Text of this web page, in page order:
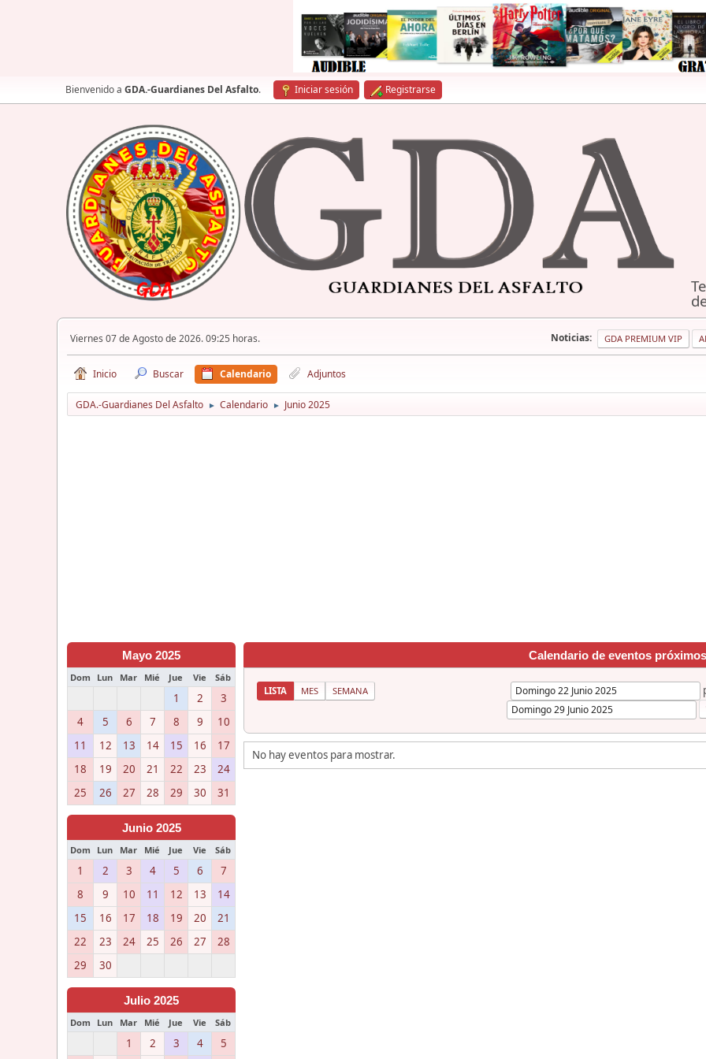
Bienvenido a GDA.-Guardianes Del Asfalto. Iniciar sesión Registrarse
Viernes 07 de Agosto de 2026. 09:25 horas. Noticias: GDA PREMIUM VIP
Inicio Buscar Calendario Adjuntos
GDA.-Guardianes Del Asfalto ► Calendario ► Junio 2025
Mayo 2025
Dom Lun Mar Mié Jue Vie Sáb
1 2
3
4
5 6 7 8 9
10
11
12 13 14 15 16
17
18
19 20 21 22 23
24
25
26 27 28 29 30 31
Junio 2025
Dom Lun Mar Mié Jue Vie Sáb
1 2 3 4 5 6
7
8
9 10 11 12 13
14
15
16 17 18 19 20
21
22
23 24 25 26 27
28
29
30
Julio 2025
Dom Lun Mar Mié Jue Vie Sáb
1 2 3 4 5
Calendario de eventos próximos
LISTA MES SEMANA
No hay eventos para mostrar.